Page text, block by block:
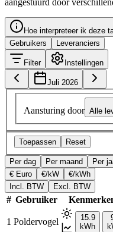
Hoe interpreteer ik deze
Gebruikers
Leveranciers
Filter Instellingen
Juli 2026
Aansturing door Alle
Toepassen Reset
Per dag Per maand
Per
€ Euro
€/kW
€/kWh
Incl. BTW
Excl. BTW
# Gebruiker
1 Poldervogel
15.9
kWh